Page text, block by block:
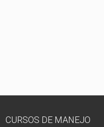
CURSOS DE MANEJO